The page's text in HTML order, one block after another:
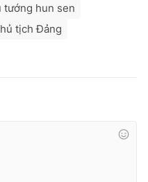
tướng hun sen
tịch Đảng